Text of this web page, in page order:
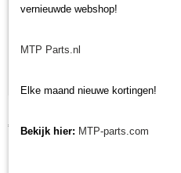
€ 39,26
vernieuwde webshop!
MTP Parts.nl
Elke maand nieuwe kortingen!
Bekijk hier: MTP-parts.com